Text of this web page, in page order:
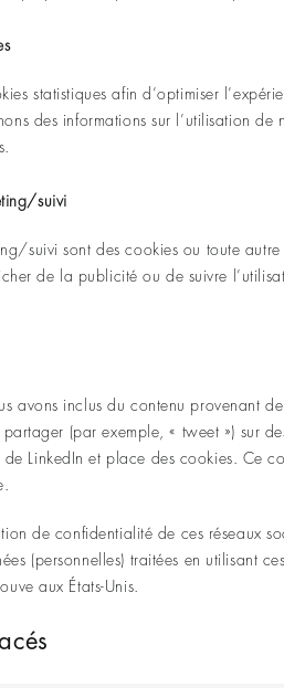
statistiques afin d’optimiser
des informations sur l’utilisation
suivi
suivi sont des cookies ou toute
de la publicité ou de suivre
avons inclus du contenu provenant
(par exemple, « tweet ») sur
LinkedIn et place des cookies. Ce
de confidentialité de ces réseaux
(personnelles) traitées en utilisant
aux États-Unis.